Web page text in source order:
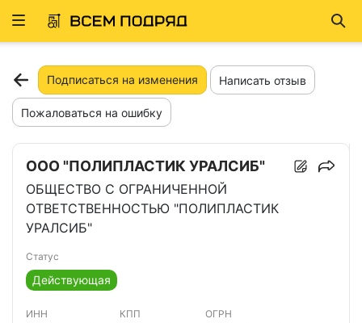
Развернуть
Подписаться на изменения Написать отзыв
Пожаловаться на ошибку
ООО "ПОЛИПЛАСТИК УРАЛСИБ"
ОБЩЕСТВО С ОГРАНИЧЕННОЙ
ОТВЕТСТВЕННОСТЬЮ "ПОЛИПЛАСТИК
УРАЛСИБ"
Статус
Действующая
ИНН КПП ОГРН